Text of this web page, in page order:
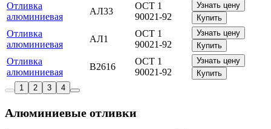
Отливка
алюминиевая
АЛ33
ОСТ 1
90021-92
Узнать цену
Купить
Отливка
алюминиевая
АЛ1
ОСТ 1
90021-92
Узнать цену
Купить
Отливка
алюминиевая
В2616
ОСТ 1
90021-92
Узнать цену
Купить
1
2 3 4
Алюминиевые отливки